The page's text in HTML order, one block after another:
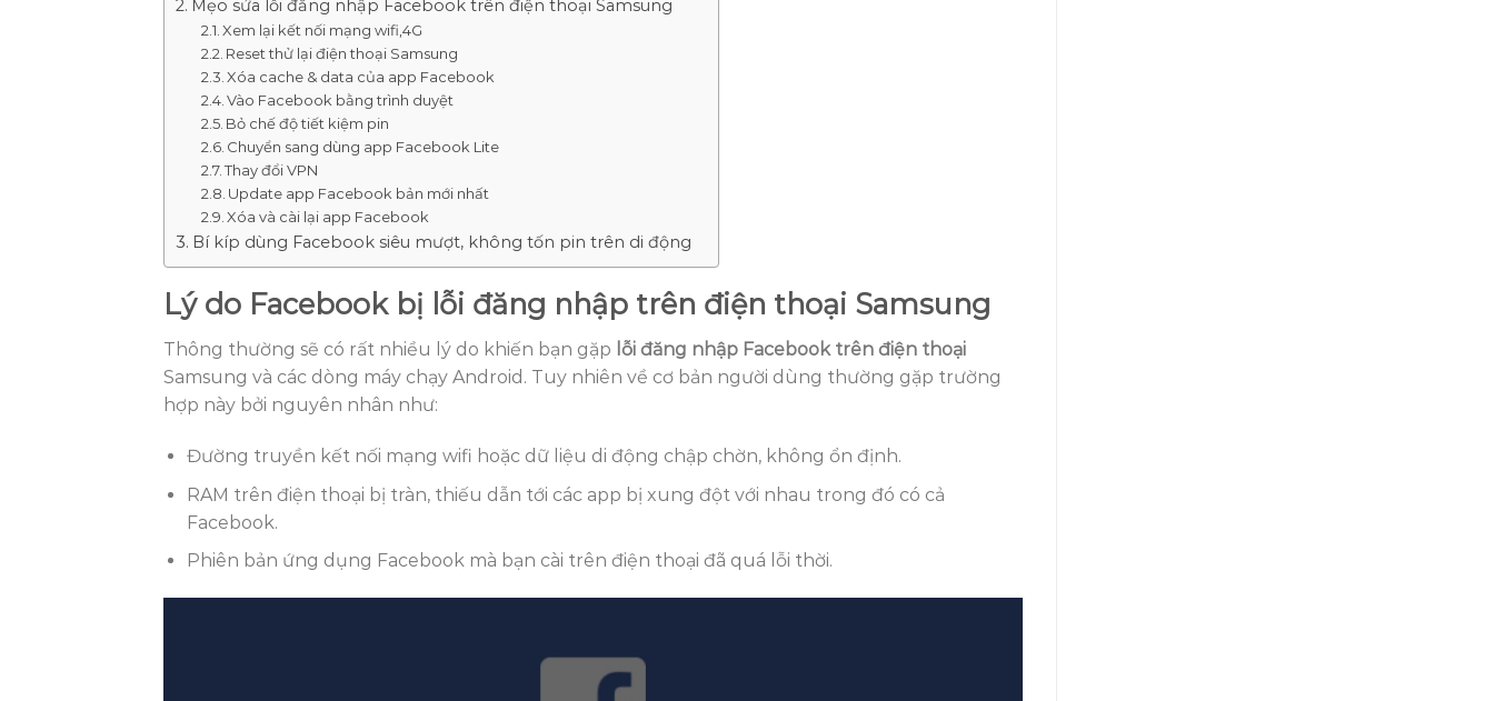
Mẹo sửa lỗi đăng nhập Facebook trên điện thoại Samsung
Xem lại kết nối mạng wifi,4G
Reset thử lại điện thoại Samsung
Xóa cache & data của app Facebook
Vào Facebook bằng trình duyệt
Bỏ chế độ tiết kiệm pin
Chuyển sang dùng app Facebook Lite
Thay đổi VPN
Update app Facebook bản mới nhất
Xóa và cài lại app Facebook
Bí kíp dùng Facebook siêu mượt, không tốn pin trên di động
Lý do Facebook bị lỗi đăng nhập trên điện thoại Samsung
Thông thường sẽ có rất nhiều lý do khiến bạn gặp lỗi đăng nhập Facebook trên điện thoại
Samsung và các dòng máy chạy Android. Tuy nhiên về cơ bản người dùng thường gặp trường
hợp này bởi nguyên nhân như:
Đường truyền kết nối mạng wifi hoặc dữ liệu di động chập chờn, không ổn định.
RAM trên điện thoại bị tràn, thiếu dẫn tới các app bị xung đột với nhau trong đó có cả
Facebook.
Phiên bản ứng dụng Facebook mà bạn cài trên điện thoại đã quá lỗi thời.